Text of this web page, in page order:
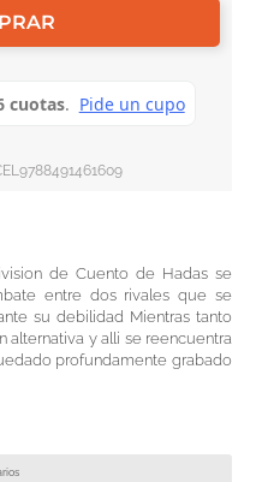
de Cuento de Hadas se
entre dos rivales que se
su debilidad Mientras tanto
alternativa y alli se reencuentra
profundamente grabado